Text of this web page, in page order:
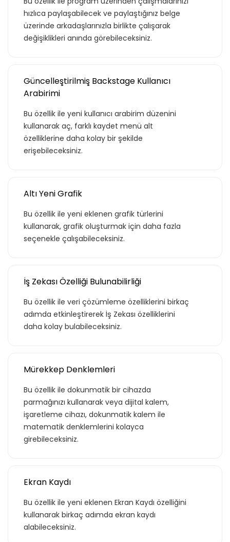
hızlıca paylaşabilecek ve paylaştığınız belge
üzerinde arkadaşlarınızla birlikte çalışarak
değişiklikleri anında görebileceksiniz.
Güncelleştirilmiş Backstage Kullanıcı
Arabirimi
Bu özellik ile yeni kullanıcı arabirim düzenini
kullanarak aç, farklı kaydet menü alt
özelliklerine daha kolay bir şekilde
erişebileceksiniz.
Altı Yeni Grafik
Bu özellik ile yeni eklenen grafik türlerini
kullanarak, grafik oluşturmak için daha fazla
seçenekle çalışabileceksiniz.
İş Zekası Özelliği Bulunabilirliği
Bu özellik ile veri çözümleme özelliklerini birkaç
adımda etkinleştirerek İş Zekası özelliklerini
daha kolay bulabileceksiniz.
Mürekkep Denklemleri
Bu özellik ile dokunmatik bir cihazda
parmağınızı kullanarak veya dijital kalem,
işaretleme cihazı, dokunmatik kalem ile
matematik denklemlerini kolayca
girebileceksiniz.
Ekran Kaydı
Bu özellik ile yeni eklenen Ekran Kaydı özelliğini
kullanarak birkaç adımda ekran kaydı
alabileceksiniz.